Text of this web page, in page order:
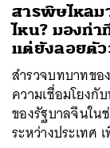
สารพิษไหลม
ไหน? มองท่
แต่ยังลอยตัว
สำรวจบทบาทข
ความเชื่อมโยงกั
ของรัฐบาลจีนใน
ระหว่างประเท